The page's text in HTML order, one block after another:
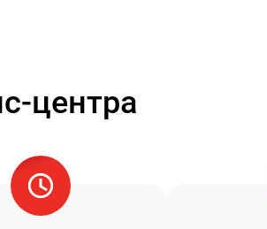
центра